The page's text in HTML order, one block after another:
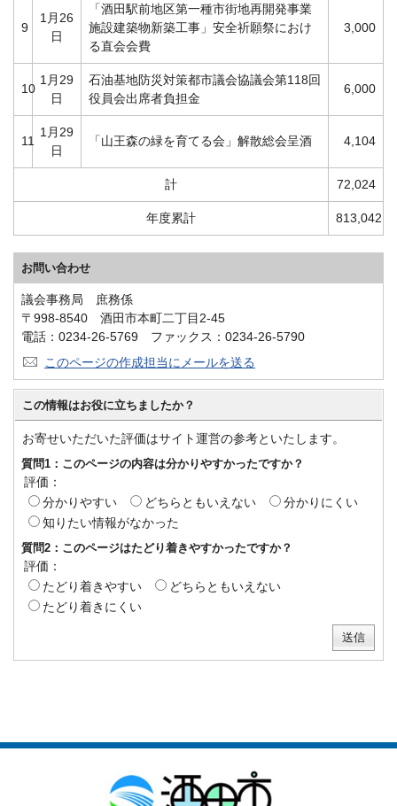
9
1月26
日
「酒田駅前地区第一種市街地再開発事業
施設建築物新築工事」安全祈願祭におけ
る直会会費
3,000
10
1月29
日
石油基地防災対策都市議会協議会第118回
役員会出席者負担金
6,000
11
1月29
日
「山王森の緑を育てる会」解散総会呈酒 4,104
計 72,024
年度累計 813,042
お問い合わせ
議会事務局 庶務係
〒998-8540 酒田市本町二丁目2-45
電話：0234-26-5769 ファックス：0234-26-5790
このページの作成担当にメールを送る
この情報はお役に立ちましたか？
お寄せいただいた評価はサイト運営の参考といたします。
質問1：このページの内容は分かりやすかったですか？
評価：
分かりやすい
どちらともいえない
分かりにくい
知りたい情報がなかった
質問2：このページはたどり着きやすかったですか？
評価：
たどり着きやすい
どちらともいえない
たどり着きにくい